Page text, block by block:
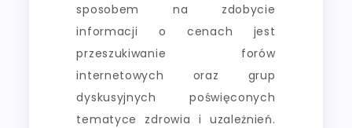
sposobem na zdobycie
informacji o cenach jest
przeszukiwanie forów
internetowych oraz grup
dyskusyjnych poświęconych
tematyce zdrowia i uzależnień.